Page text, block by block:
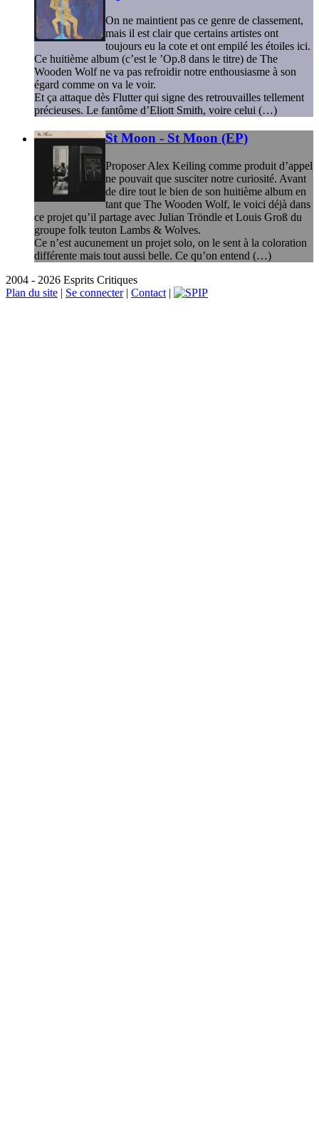
On ne maintient pas ce genre de classement,
mais il est clair que certains artistes ont
toujours eu la cote et ont empilé les étoiles ici.
Ce huitième album (c’est le ’Op.8 dans le titre) de The
Wooden Wolf ne va pas refroidir notre enthousiasme à son
égard comme on va le voir.
Et ça attaque dès Flutter qui signe des retrouvailles tellement
précieuses. Le fantôme d’Eliott Smith, voire celui (…)
St Moon - St Moon (EP)
Proposer Alex Keiling comme produit d’appel
ne pouvait que susciter notre curiosité. Avant
de dire tout le bien de son huitième album en
tant que The Wooden Wolf, le voici déjà dans
ce projet qu’il partage avec Julian Tröndle et Louis Groß du
groupe folk teuton Lambs & Wolves.
Ce n’est aucunement un projet solo, on le sent à la coloration
différente mais tout aussi belle. Ce qu’on entend (…)
2004 - 2026 Esprits Critiques
Plan du site | Se connecter| Contact |